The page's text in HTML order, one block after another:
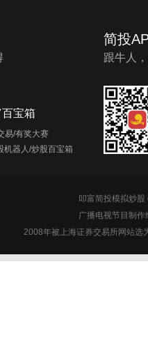
百宝箱
易/有奖大赛
机器人/炒股百宝箱
简投
跟牛人
叩富简投模拟炒
广播电视节目制
2008年被上海证券交易所网站选